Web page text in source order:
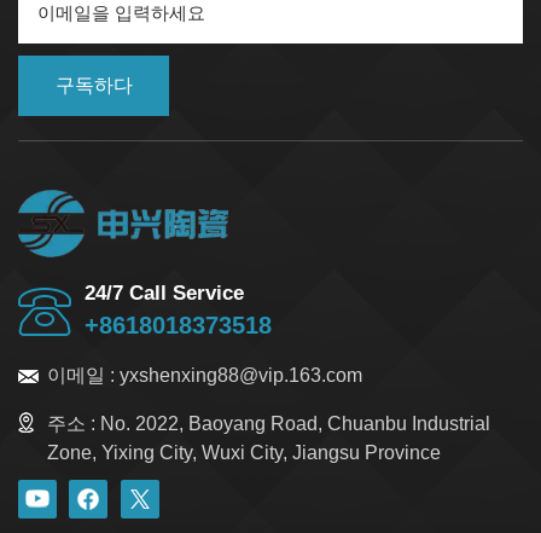
워질 가능성을 줄여줍니다. 다음 표는 전기 단자대의 기능
과 유용성을 보여줍니다. 기능/이점 설명 연결 및 배전 전선
배선 구성 배선을 깔끔하게 정리하고, 어수선함을 줄이며,
문제 해결에 도움을 주세요. 절연 및 안전 실수로 만지는 것
을 방지하고 더 안전하게 만드세요. 모듈식 확장 배선을 추
이 흔들릴 때에도 흔들리지 말고 굳건히 버티세요. 그래야
관계가 끊어지지 않습니다. 높은 전류 용량 대량의 전기를
다루는 작업에 적합하며, 전력 시스템에 유용합니다. 회로
방지하십시오. 향상된 공기 흐름 및 열 방출 깔끔하게 정리
된 전선은 캐비닛 내부의 공기 순환을 돕고 물건을 식혀줍
선택하는 것은 매우 중요합니다. 배선의 안전성과 내구성
에 직접적인 영향을 미치기 때문입니다. 주요 재질로는 세
라믹과 플라스틱이 있으며, 각각 고유한 장점을 가지고 있
습니다. 세라믹 블록 고온을 견딜 수 있고 매우 견고합니다.
플라스틱 블록은 일반적인 작업에 적합하며 가격도 저렴합
니다. 간단한 비교를 해보겠습니다. 특징 세라믹 단자대 표
구독하다
24/7 Call Service
+8618018373518
이메일 : yxshenxing88@vip.163.com
주소 : No. 2022, Baoyang Road, Chuanbu Industrial
Zone, Yixing City, Wuxi City, Jiangsu Province